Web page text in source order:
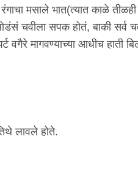
मसाले भात(त्यात काळे तीळही
चवीला सपक होतं, बाकी सर्व
वगैरे मागवण्याच्या आधीच हाती
लावले होते.